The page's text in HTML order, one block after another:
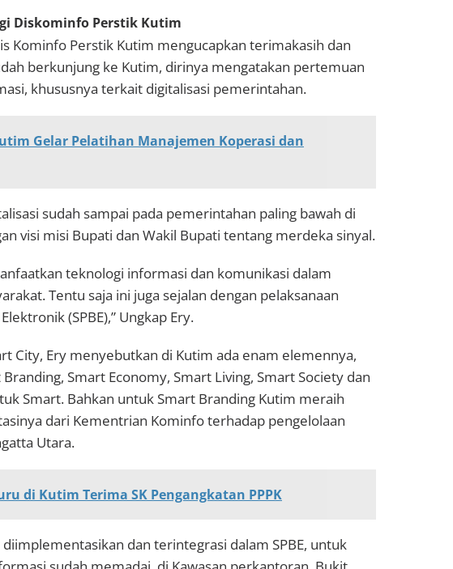
Diskominfo Perstik Kutim
Kominfo Perstik Kutim mengucapkan terimakasih dan
berkunjung ke Kutim, dirinya mengatakan pertemuan
khususnya terkait digitalisasi pemerintahan.
Gelar Pelatihan Manajemen Koperasi dan
sudah sampai pada pemerintahan paling bawah di
visi misi Bupati dan Wakil Bupati tentang merdeka sinyal.
teknologi informasi dan komunikasi dalam
Tentu saja ini juga sejalan dengan pelaksanaan
(SPBE),” Ungkap Ery.
City, Ery menyebutkan di Kutim ada enam elemennya,
Smart Economy, Smart Living, Smart Society dan
Smart. Bahkan untuk Smart Branding Kutim meraih
dari Kementrian Kominfo terhadap pengelolaan
Utara.
di Kutim Terima SK Pengangkatan PPPK
dan terintegrasi dalam SPBE, untuk